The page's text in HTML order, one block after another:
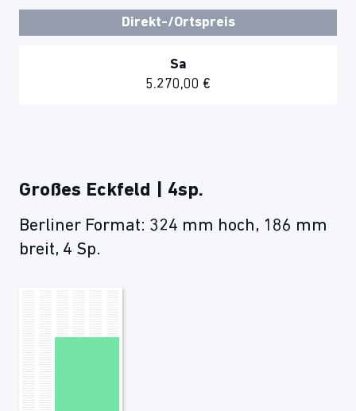
Direkt-/Ortspreis
Sa
5.270,00 €
Großes Eckfeld | 4sp.
Berliner Format: 324 mm hoch, 186 mm
breit, 4 Sp.